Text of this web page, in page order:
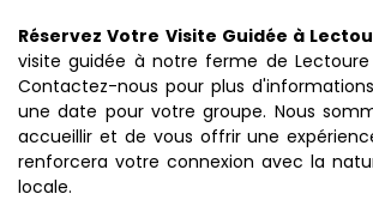
Réservez Votre Visite Guidée à
visite guidée à notre ferme de
Contactez-nous pour plus
une date pour votre groupe. Nous
accueillir et de vous offrir une
renforcera votre connexion avec la
locale.